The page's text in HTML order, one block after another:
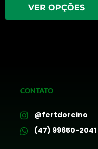
VER OPÇÕES
CONTATO
@fertdoreino
(47) 99650-2041